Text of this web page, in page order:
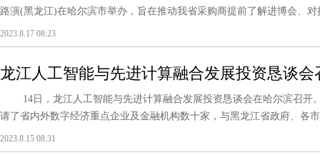
路演(黑龙江)在哈尔滨市举办，旨在推动我省采购商提前了解进博会、
2023.8.17 08:23
龙江人工智能与先进计算融合发展投资恳谈会
14日，龙江人工智能与先进计算融合发展投资恳谈会在哈尔滨召开
请了省内外数字经济重点企业及金融机构数十家，与黑龙江省政府、各
2023.8.15 08:31